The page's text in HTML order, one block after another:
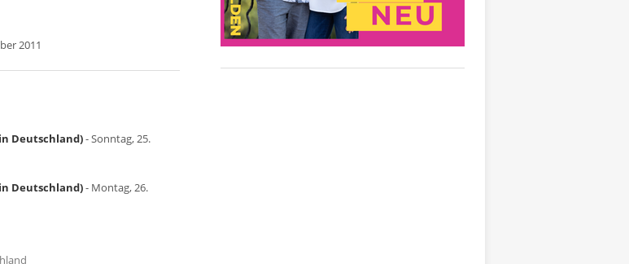
2011
Deutschland)- Sonntag, 25.
Deutschland)- Montag, 26.